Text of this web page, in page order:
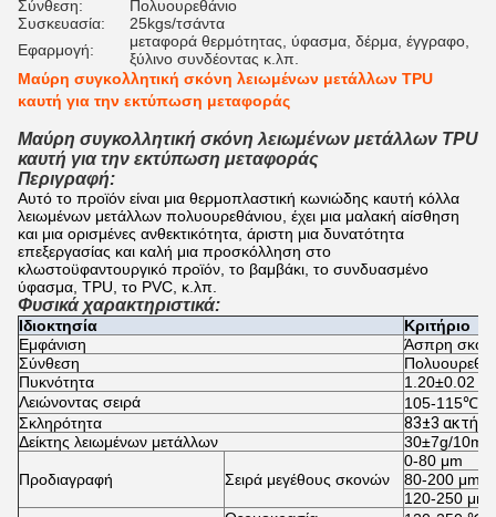
Σύνθεση:
Πολυουρεθάνιο
Συσκευασία:
25kgs/τσάντα
Εφαρμογή:
μεταφορά θερμότητας, ύφασμα, δέρμα, έγγραφο,
ξύλινο συνδέοντας κ.λπ.
Μαύρη συγκολλητική σκόνη λειωμένων μετάλλων TPU
καυτή για την εκτύπωση μεταφοράς
Μαύρη συγκολλητική σκόνη λειωμένων μετάλλων TPU
καυτή για την εκτύπωση μεταφοράς
Περιγραφή:
Αυτό το προϊόν είναι μια θερμοπλαστική κωνιώδης καυτή κόλλα
λειωμένων μετάλλων πολυουρεθάνιου, έχει μια μαλακή αίσθηση
και μια ορισμένες ανθεκτικότητα, άριστη μια δυνατότητα
επεξεργασίας και καλή μια προσκόλληση στο
κλωστοϋφαντουργικό προϊόν, το βαμβάκι, το συνδυασμένο
ύφασμα, TPU, το PVC, κ.λπ.
Φυσικά χαρακτηριστικά:
Ιδιοκτησία
Κριτήριο
Εμφάνιση
Άσπρη
Σύνθεση
Πυκνότητα
1.20±0.02 g/
Λειώνοντας σειρά
105-115℃
Σκληρότητα
83±3 ακτή Α
Δείκτης λειωμένων μετάλλων
30±7g/10min
Προδιαγραφή Σειρά μεγέθους σκονών
0-80 μm
80-200 μm
120-250 μm